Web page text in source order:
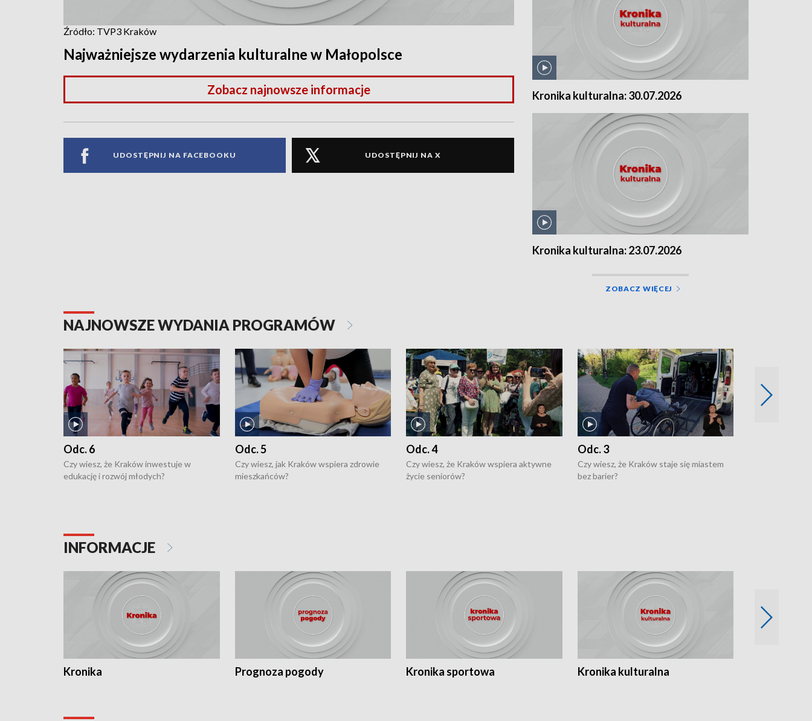
Źródło: TVP3 Kraków
Najważniejsze wydarzenia kulturalne w Małopolsce
Zobacz najnowsze informacje
UDOSTĘPNIJ NA FACEBOOKU UDOSTĘPNIJ NA X
Kronika kulturalna: 30.07.2026
Kronika kulturalna: 23.07.2026
ZOBACZ WIĘCEJ
NAJNOWSZE WYDANIA PROGRAMÓW
Odc. 6
Czy wiesz, że Kraków inwestuje w
edukację i rozwój młodych?
Odc. 5
Czy wiesz, jak Kraków wspiera zdrowie
mieszkańców?
Odc. 4
Czy wiesz, że Kraków wspiera aktywne
życie seniorów?
Odc. 3
Czy wiesz, że Kraków staje się miastem
bez barier?
INFORMACJE
Kronika Prognoza pogody Kronika sportowa Kronika kulturalna